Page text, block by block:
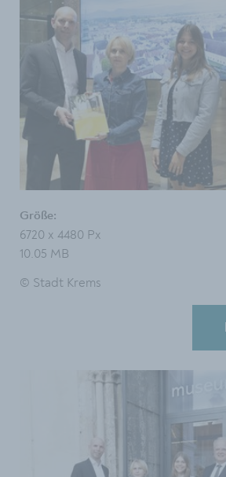
Größe:
6720 x 4480 Px
10.05 MB
© Stadt Krems